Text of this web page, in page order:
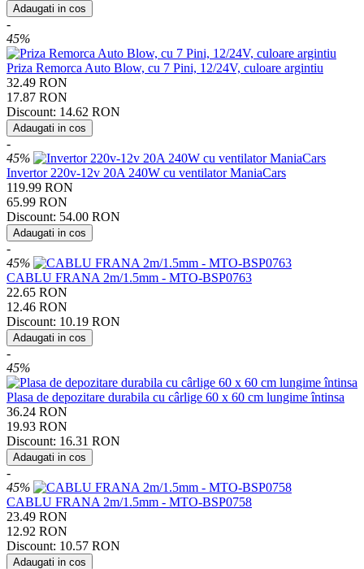
Adaugati in cos
-
45%
Priza Remorca Auto Blow, cu 7 Pini, 12/24V, culoare argintiu
32.49 RON
17.87 RON
Discount: 14.62 RON
Adaugati in cos
-
45%
Invertor 220v-12v 20A 240W cu ventilator ManiaCars
119.99 RON
65.99 RON
Discount: 54.00 RON
Adaugati in cos
-
45%
CABLU FRANA 2m/1.5mm - MTO-BSP0763
22.65 RON
12.46 RON
Discount: 10.19 RON
Adaugati in cos
-
45%
Plasa de depozitare durabila cu cârlige 60 x 60 cm lungime întinsa
36.24 RON
19.93 RON
Discount: 16.31 RON
Adaugati in cos
-
45%
CABLU FRANA 2m/1.5mm - MTO-BSP0758
23.49 RON
12.92 RON
Discount: 10.57 RON
Adaugati in cos